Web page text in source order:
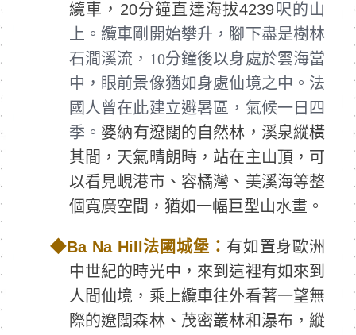
纜車，20分鐘直達海拔4239呎的山
上。纜車剛開始攀升，腳下盡是樹林
石澗溪流，10分鐘後以身處於雲海當
中，眼前景像猶如身處仙境之中。法
國人曾在此建立避暑區，氣候一日四
季。 婆納有遼闊的自然林，溪泉縱橫
其間，天氣晴朗時，站在主山頂，可
以看見峴港市、容橘灣、美溪海等整
個寬廣空間，猶如一幅巨型山水畫。
◆Ba Na Hill 法國城堡： 有如置身歐洲
中世紀的時光中，來到這裡有如來到
人間仙境，乘上纜車往外看著一望無
際的遼闊森林、茂密叢林和瀑布，縱